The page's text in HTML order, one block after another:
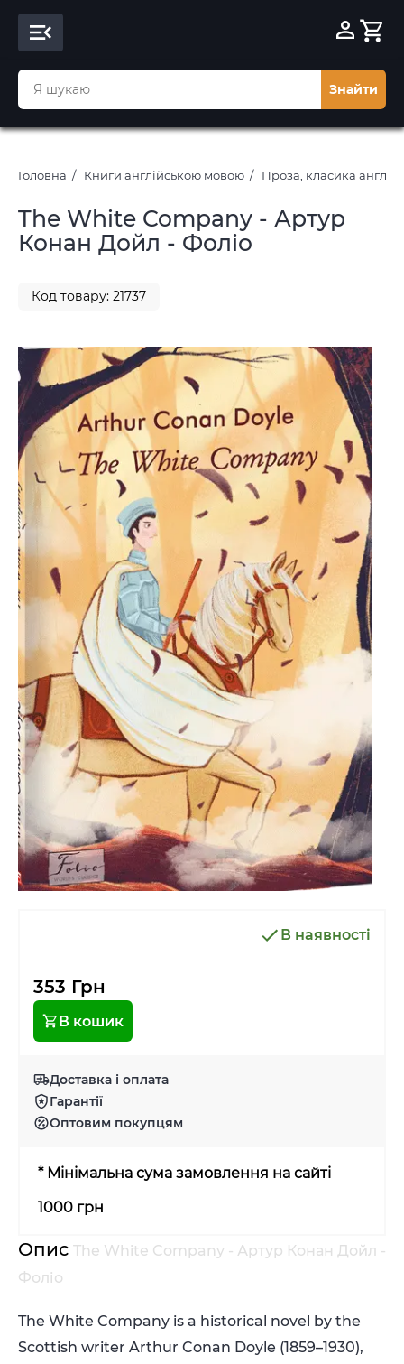
Знайти
Головна Книги англійською мовою Проза, класика
The White Company - Артур
Конан Дойл - Фоліо
Код товару: 21737
В наявності
353 Грн
В кошик
Доставка і оплата
Гарантії
Оптовим покупцям
* Мінімальна сума замовлення на сайті
1000 грн
Опис The White Company - Артур Конан Дойл -
Фоліо
The White Company is a historical novel by the
Scottish writer Arthur Conan Doyle (1859–1930),